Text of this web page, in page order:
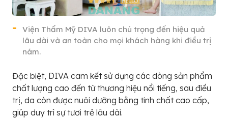
Viện Thẩm Mỹ DIVA luôn chú trọng đến hiệu quả
lâu dài và an toàn cho mọi khách hàng khi điều trị
nám.
Đặc biệt, DIVA cam kết sử dụng các dòng sản phẩm
chất lượng cao đến từ thương hiệu nổi tiếng, sau điều
trị, da còn được nuôi dưỡng bằng tinh chất cao cấp,
giúp duy trì sự tươi trẻ lâu dài.